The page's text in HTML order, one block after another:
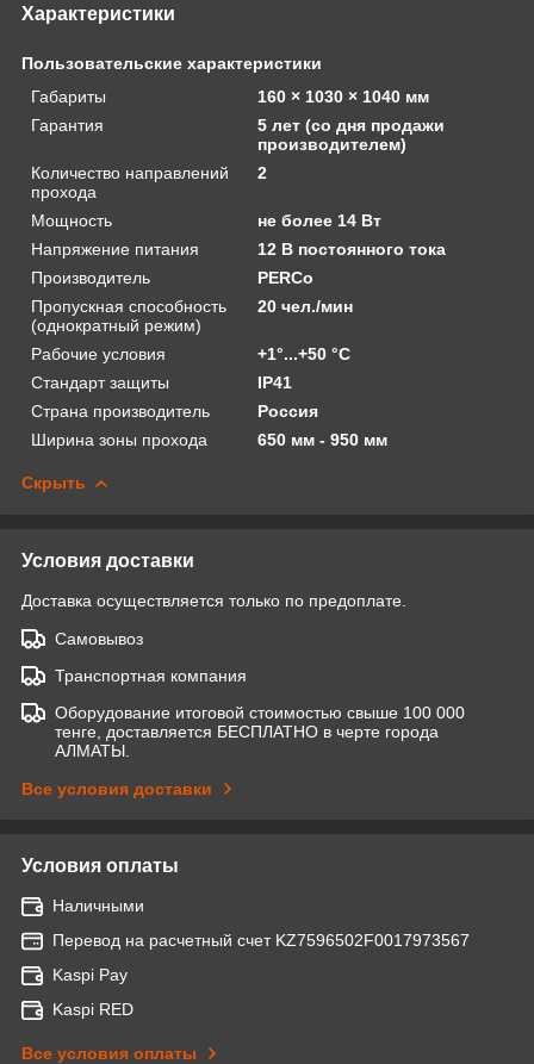
Характеристики
Пользовательские характеристики
Габариты
160 × 1030 × 1040 мм
Гарантия
5 лет (со дня продажи
производителем)
Количество направлений
прохода
2
Мощность
не более 14 Вт
Напряжение питания
12 В постоянного тока
Производитель
PERCo
Пропускная способность
(однократный режим)
20 чел./мин
Рабочие условия
+1°...+50 °С
Стандарт защиты
IP41
Страна производитель
Россия
Ширина зоны прохода
650 мм - 950 мм
Скрыть
Условия доставки
Доставка осуществляется только по предоплате.
Самовывоз
Транспортная компания
Оборудование итоговой стоимостью свыше 100 000
тенге, доставляется БЕСПЛАТНО в черте города
АЛМАТЫ.
Все условия доставки
Условия оплаты
Наличными
Перевод на расчетный счет KZ7596502F0017973567
Kaspi Pay
Kaspi RED
Все условия оплаты